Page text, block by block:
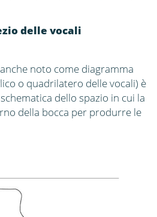
delle vocali
noto come diagramma
o quadrilatero delle vocali) è
dello spazio in cui la
della bocca per produrre le